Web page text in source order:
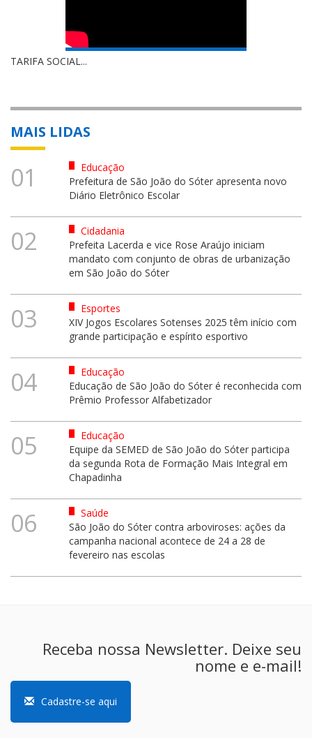
TARIFA SOCIAL...
MAIS LIDAS
01
Educação
Prefeitura de São João do Sóter apresenta novo
Diário Eletrônico Escolar
02
Cidadania
Prefeita Lacerda e vice Rose Araújo iniciam
mandato com conjunto de obras de urbanização
em São João do Sóter
03
Esportes
XIV Jogos Escolares Sotenses 2025 têm início com
grande participação e espírito esportivo
04
Educação
Educação de São João do Sóter é reconhecida com
Prêmio Professor Alfabetizador
05
Educação
Equipe da SEMED de São João do Sóter participa
da segunda Rota de Formação Mais Integral em
Chapadinha
06
Saúde
São João do Sóter contra arboviroses: ações da
campanha nacional acontece de 24 a 28 de
fevereiro nas escolas
Receba nossa Newsletter. Deixe seu
nome e e-mail!
Cadastre-se aqui